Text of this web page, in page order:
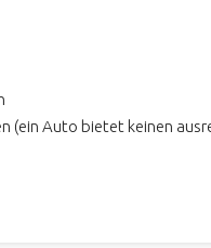
(ein Auto bietet keinen